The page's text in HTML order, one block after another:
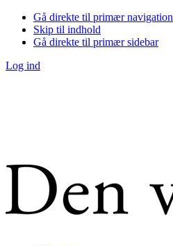
Gå direkte til primær navigation
Skip til indhold
Gå direkte til primær sidebar
Log ind